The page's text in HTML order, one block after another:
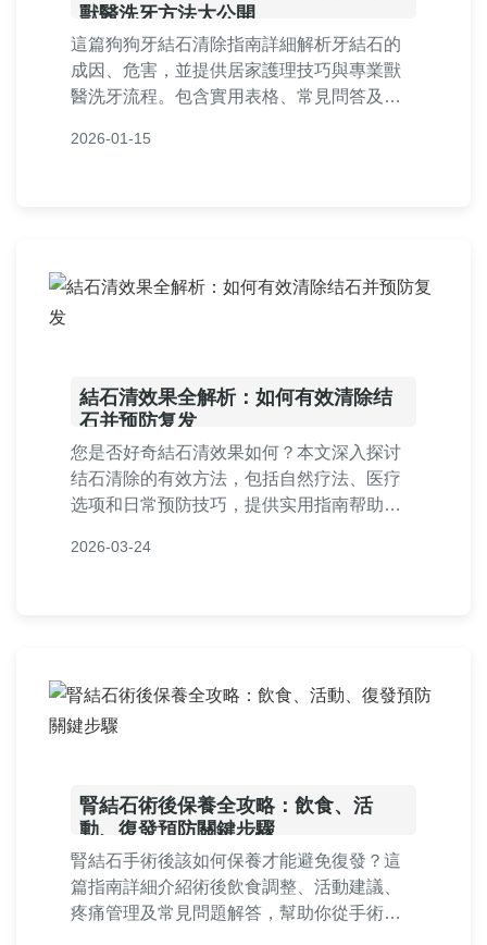
獸醫洗牙方法大公開
這篇狗狗牙結石清除指南詳細解析牙結石的
成因、危害，並提供居家護理技巧與專業獸
醫洗牙流程。包含實用表格、常見問答及個
題，從預防到治療一次掌握。
2026-01-15
結石清效果全解析：如何有效清除结
石并预防复发
您是否好奇結石清效果如何？本文深入探讨
结石清除的有效方法，包括自然疗法、医疗
选项和日常预防技巧，提供实用指南帮助您
疑问解答。
2026-03-24
腎結石術後保養全攻略：飲食、活
動、復發預防關鍵步驟
腎結石手術後該如何保養才能避免復發？這
篇指南詳細介紹術後飲食調整、活動建議、
疼痛管理及常見問題解答，幫助你從手術後